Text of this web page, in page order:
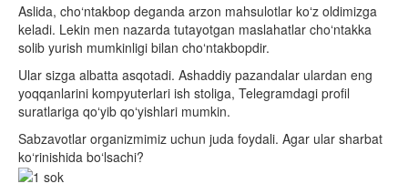
Aslida, cho‘ntakbop deganda arzon mahsulotlar koʻz oldimizga
keladi. Lekin men nazarda tutayotgan maslahatlar choʻntakka
solib yurish mumkinligi bilan choʻntakbopdir.
Ular sizga albatta asqotadi. Ashaddiy pazandalar ulardan eng
yoqqanlarini kompyuterlari ish stoliga, Telegramdagi profil
suratlariga qoʻyib qoʻyishlari mumkin.
Sabzavotlar organizmimiz uchun juda foydali. Agar ular sharbat
ko‘rinishida bo‘lsachi?